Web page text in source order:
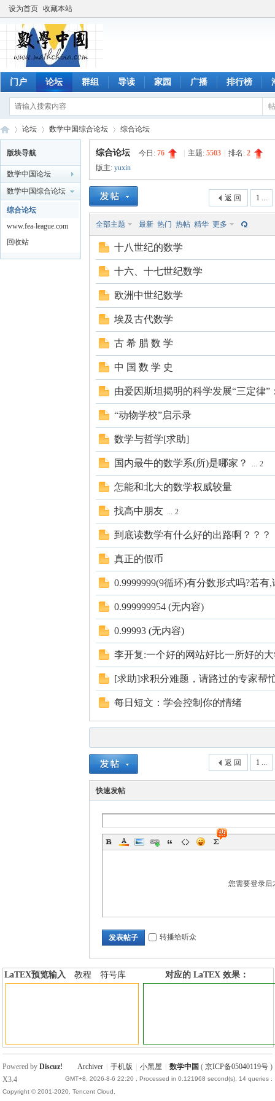
设为首页 收藏本站
门户 论坛 群组 导读 家园 广播 排行榜
数 »
论坛
›
数学中国综合论坛
›
综合论坛
版块导航
数学中国论坛
数学中国综合论坛
综合论坛
www.fea-league.com
回收站
综合论坛 今日: 76 主题: 5503 排名: 2
版主: yuxin
1 ...
返 回
全部主题 最新 热门 热帖 精华 更多
十八世纪的数学
十六、十七世纪数学
欧洲中世纪数学
埃及古代数学
古 希 腊 数 学
中 国 数 学 史
由爱因斯坦揭明的科学发展“三定律”
“动物学校”启示录
数学与哲学[求助]
国内最牛的数学系(所)是哪家？ ... 2
怎能和北大的数学权威较量
找高中朋友 ... 2
到底读数学有什么好的出路啊？？？
真正的假币
0.9999999(9循环)有分数形式吗?若
0.999999954 (无内容)
0.99993 (无内容)
李开复:一个好的网站好比一所好的
[求助]求积分难题，请路过的专家帮
每日短文：学会控制你的情绪
1 ...
返 回
快速发帖
您需要登录
发表帖子 转播给听众
LaTEX预览输入 教程
符号库
对应的 LaTEX 效果：
Archiver 手机版 小黑屋 数学中国 ( 京ICP备05040119号)
GMT+8, 2026-8-6 22:20 , Processed in 0.121968 second(s), 14 queries .
Powered byDiscuz!
X3.4
Copyright © 2001-2020, Tencent Cloud.